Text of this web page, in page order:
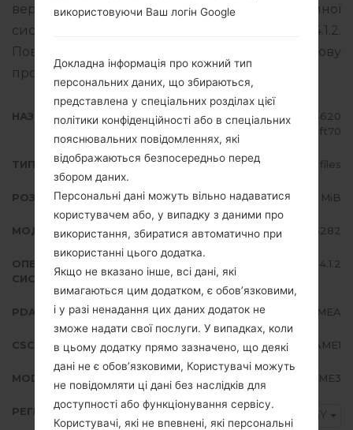
версия S5282XXAME3. Версія операційної
системи даної прошивки Android Jelly Bean 4.1.2.
Повна інструкція про те, як прошивати стокову
прошивку на пристроях Samsung
НАЗВА ФАЙЛУ
GT-S5282_EGY_1_20140407104620
_5b8uphft70
ТИП ПРОШИВКИ 4 files
РОЗМІР ФАЙЛУ 497.78 MiB
МОДЕЛЬ Samsung GT-S5282
ОПЕРАЦІЙНА
СИСТЕМА
Android Jelly Bean 4.1.2
PDA/AP ВЕРСІЯ S5282XXAMEA
CSC ВЕРСІЯ S5282OJVAME1
MODEM/CP ВЕРСІЯ S5282XXAME3
РЕГІОН EGY
використовуючи Ваш логін Google
Докладна інформація про кожний тип
персональних даних, що збираються,
представлена у спеціальних розділах цієї
політики конфіденційності або в спеціальних
пояснювальних повідомленнях, які
відображаються безпосередньо перед
збором даних.
Персональні дані можуть вільно надаватися
користувачем або, у випадку з даними про
використання, збиратися автоматично при
використанні цього додатка.
Якщо не вказано інше, всі дані, які
вимагаються цим додатком, є обов’язковими,
і у разі ненадання цих даних додаток не
зможе надати свої послуги. У випадках, коли
в цьому додатку прямо зазначено, що деякі
дані не є обов’язковими, Користувачі можуть
не повідомляти ці дані без наслідків для
доступності або функціонування сервісу.
Користувачі, які не впевнені, які персональні